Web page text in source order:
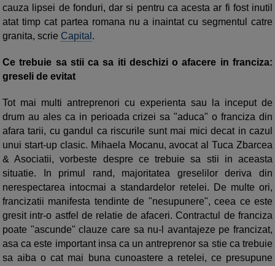
cauza lipsei de fonduri, dar si pentru ca acesta ar fi fost inutil
atat timp cat partea romana nu a inaintat cu segmentul catre
granita, scrie Capital .
Ce trebuie sa stii ca sa iti deschizi o afacere in franciza:
greseli de evitat
Tot mai multi antreprenori cu experienta sau la inceput de
drum au ales ca in perioada crizei sa "aduca" o franciza din
afara tarii, cu gandul ca riscurile sunt mai mici decat in cazul
unui start-up clasic. Mihaela Mocanu, avocat al Tuca Zbarcea
& Asociatii, vorbeste despre ce trebuie sa stii in aceasta
situatie. In primul rand, majoritatea greselilor deriva din
nerespectarea intocmai a standardelor retelei. De multe ori,
francizatii manifesta tendinte de "nesupunere", ceea ce este
gresit intr-o astfel de relatie de afaceri. Contractul de franciza
poate "ascunde" clauze care sa nu-l avantajeze pe francizat,
asa ca este important insa ca un antreprenor sa stie ca trebuie
sa aiba o cat mai buna cunoastere a retelei, ce presupune